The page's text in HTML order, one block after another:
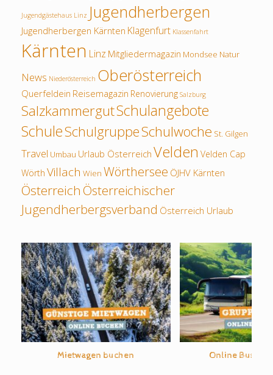
Jugendgästehaus Linz Jugendherbergen
Jugendherbergen Kärnten Klagenfurt Klassenfahrt
Kärnten Linz Mitgliedermagazin Mondsee Natur
News Niederösterreich Oberösterreich
Querfeldein Reisemagazin Renovierung Salzburg
SalzkammergutSchulangebote
SchuleSchulgruppeSchulwoche St. Gilgen
Travel Umbau Urlaub Österreich Velden Velden Cap
Wörth Villach Wien Wörthersee ÖJHV Kärnten
Österreich Österreichischer
Jugendherbergsverband Österreich Urlaub
Mietwagen buchen Online Bus-